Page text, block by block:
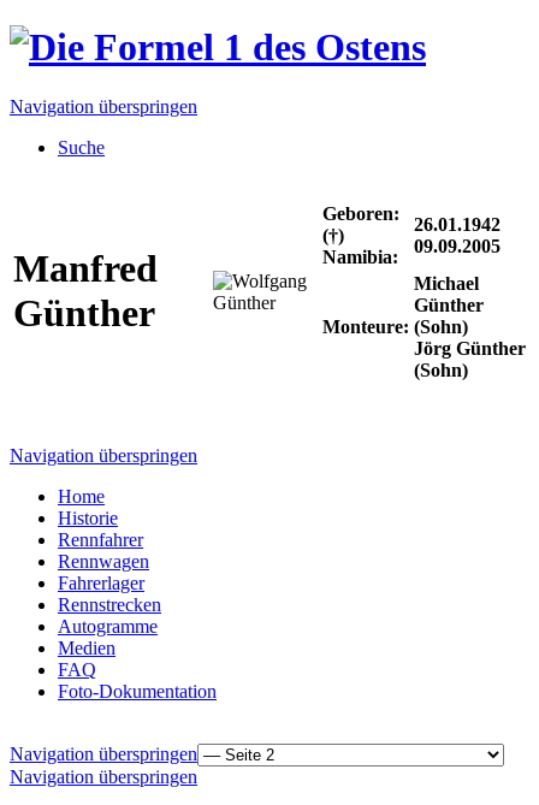
Navigation überspringen
Suche
Manfred
Günther
Geboren:
(†)
Namibia:
26.01.1942
09.09.2005
Monteure:
Michael
Günther
(Sohn)
Jörg Günther
(Sohn)
Navigation überspringen
Home
Historie
Rennfahrer
Rennwagen
Fahrerlager
Rennstrecken
Autogramme
Medien
FAQ
Foto-Dokumentation
Navigation überspringen
Navigation überspringen